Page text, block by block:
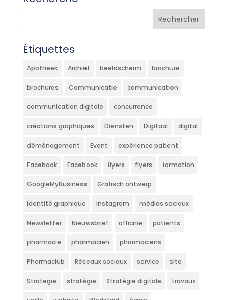
Étiquettes
Apotheek Archief beeldscherm brochure
brochures Communicatie communication
communication digitale concurrence
créations graphiques Diensten Digitaal digital
déménagement Event expérience patient
Facebook Facebook flyers flyers formation
GoogleMyBusiness Grafisch ontwerp
identité graphique instagram médias sociaux
Newsletter Nieuwsbrief officine patients
pharmacie pharmacien pharmaciens
Pharmaclub Réseaux sociaux service site
Strategie stratégie Stratégie digitale travaux